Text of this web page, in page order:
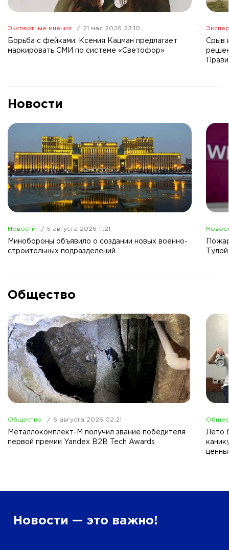
Экспертные мнения 21 мая 2026 23:10
Борьба с фейками: Ксения Кацман предлагает
маркировать СМИ по системе «Светофор»
Срыв
Новости
Новости 5 августа 2026 11:21
Минобороны объявило о создании новых военно-
строительных подразделений
Общество
Общество 6 августа 2026 02:21
Металлокомплект-М получил звание победителя
первой премии Yandex B2B Tech Awards
Лето
Новости — это важно!